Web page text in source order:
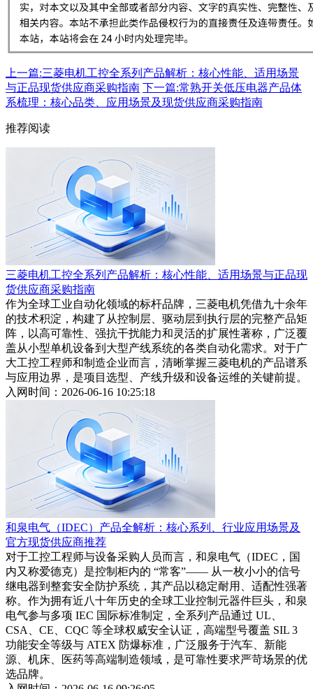
上一篇:三菱电机工控全系列产品解析：核心性能、适用场景
与正品现货供应商采购指南 下一篇:常熟开关低压电器产品体
系梳理：核心品类、应用场景及现货供应商采购指南
推荐阅读
三菱电机工控全系列产品解析：核心性能、适用场景与正品现
货供应商采购指南
作为全球工业自动化领域的标杆品牌，三菱电机凭借九十余年
的技术积淀，构建了从控制层、驱动层到执行层的完整产品矩
阵，以高可靠性、强抗干扰能力和灵活的扩展性著称，广泛覆
盖从小型单机设备到大型产线系统的各类自动化需求。对于广
大工控工程师和制造企业而言，清晰掌握三菱电机的产品谱系
与应用边界，是项目选型、产线升级和设备运维的关键前提。
入网时间：2026-06-16 10:25:18
和泉电气（IDEC）产品全解析：核心系列、行业应用场景及
官方现货供应商推荐
对于工控工程师与设备采购人员而言，和泉电气（IDEC，国
内又称爱德克）是控制柜内的 “常客”—— 从一枚小小的信号
继电器到整套安全防护系统，其产品以稳定耐用、适配性强著
称。作为拥有近八十年历史的全球工业控制元器件巨头，和泉
电气参与多项 IEC 国际标准制定，全系列产品通过 UL、
CSA、CE、CQC 等全球权威安全认证，高端型号覆盖 SIL 3
功能安全等级与 ATEX 防爆标准，广泛服务于汽车、新能
源、机床、医药等高端制造领域，是可靠性要求严苛场景的优
选品牌。